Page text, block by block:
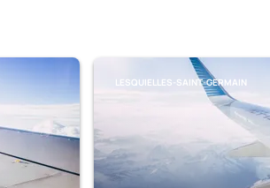
LESQUIELLES-SAINT-GERMAIN